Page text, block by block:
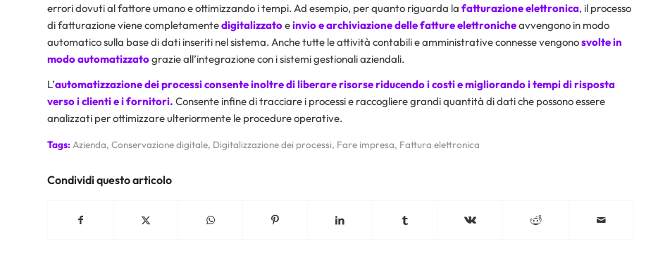
errori dovuti al fattore umano e ottimizzando i tempi. Ad esempio, per quanto riguarda la fatturazione elettronica, il processo
di fatturazione viene completamentedigitalizzatoeinvio e archiviazione delle fatture elettronicheavvengono in modo
automatico sulla base di dati inseriti nel sistema. Anche tutte le attività contabili e amministrative connesse vengonosvolte in
modo automatizzatograzie all’integrazione con i sistemi gestionali aziendali.
L’automatizzazione dei processiconsente inoltre di liberare risorse riducendo i costi e migliorando i tempi di risposta
verso i clienti e i fornitori. Consente infine di tracciare i processi e raccogliere grandi quantità di dati che possono essere
analizzati per ottimizzare ulteriormente le procedure operative.
Tags:Azienda, Conservazione digitale, Digitalizzazione dei processi, Fare impresa, Fattura elettronica
Condividi questo articolo